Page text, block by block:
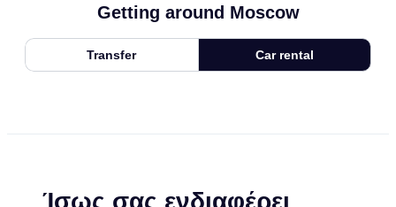
Getting around Moscow
Transfer Car rental
Ίσως σας ενδιαφέρει